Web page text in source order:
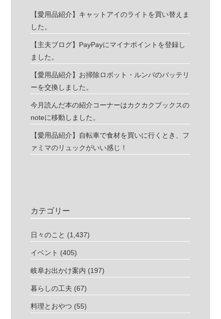
【愛用品紹介】キャットアイのライトを買い替えま
した。
【主夫ブログ】PayPayにマイナポイントを登録し
ました。
【愛用品紹介】お掃除ロボット・ルンバのバッテリ
ーを交換しました。
今月読んだ本の紹介コーナーはカクカクブックスの
noteに移動しました。
【愛用品紹介】自転車で食材を買いに行くとき、フ
ァミマのリュックがいい感じ！
カテゴリー
日々のこと (1,437)
イベント (405)
岐阜お出かけ案内 (197)
暮らしの工夫 (67)
料理とおやつ (55)